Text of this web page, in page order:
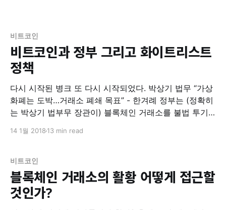
비트코인
비트코인과 정부 그리고 화이트리스트
정책
다시 시작된 병크 또 다시 시작되었다. 박상기 법무 “가상
화폐는 도박…거래소 폐쇄 목표” - 한겨례 정부는 (정확히
는 박상기 법부무 장관이) 블록체인 거래소를 불법 투기
메시지를 흘렸다. 개인 투자자의 피해를 막고 투기를 잡겠
한 손해를 끼쳤다. 순간적으로 50%
14 1월 2018 13 min read
비트코인
블록체인 거래소의 활황 어떻게 접근할
것인가?